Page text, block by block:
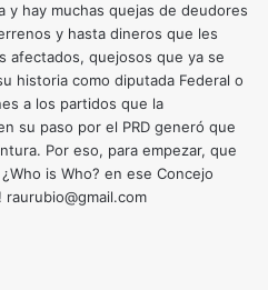
y hay muchas quejas de deudores
y hasta dineros que les
afectados, quejosos que ya se
historia como diputada Federal o
a los partidos que la
su paso por el PRD generó que
Por eso, para empezar, que
is Who? en ese Concejo